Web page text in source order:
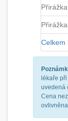
Celkem
lékaře
uvedená
Cena